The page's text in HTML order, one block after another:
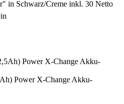
in Schwarz/Creme inkl. 30 Netto
Power X-Change Akku-